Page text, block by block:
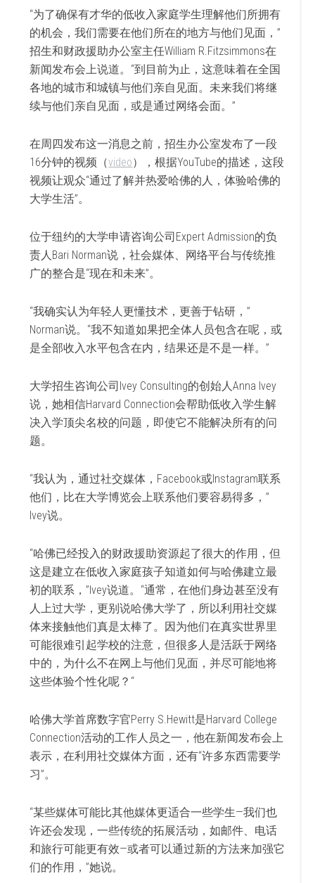
“为了确保有才华的低收入家庭学生理解他们所拥有
的机会，我们需要在他们所在的地方与他们见面，”
招生和财政援助办公室主任William R.Fitzsimmons在
新闻发布会上说道。“到目前为止，这意味着在全国
各地的城市和城镇与他们亲自见面。未来我们将继
续与他们亲自见面，或是通过网络会面。”
在周四发布这一消息之前，招生办公室发布了一段
16分钟的视频（video），根据YouTube的描述，这段
视频让观众“通过了解并热爱哈佛的人，体验哈佛的
大学生活”。
位于纽约的大学申请咨询公司Expert Admission的负
责人Bari Norman说，社会媒体、网络平台与传统推
广的整合是“现在和未来”。
“我确实认为年轻人更懂技术，更善于钻研，”
Norman说。“我不知道如果把全体人员包含在呢，或
是全部收入水平包含在内，结果还是不是一样。”
大学招生咨询公司Ivey Consulting的创始人Anna Ivey
说，她相信Harvard Connection会帮助低收入学生解
决入学顶尖名校的问题，即使它不能解决所有的问
题。
“我认为，通过社交媒体，Facebook或Instagram联系
他们，比在大学博览会上联系他们要容易得多，”
Ivey说。
“哈佛已经投入的财政援助资源起了很大的作用，但
这是建立在低收入家庭孩子知道如何与哈佛建立最
初的联系，”Ivey说道。“通常，在他们身边甚至没有
人上过大学，更别说哈佛大学了，所以利用社交媒
体来接触他们真是太棒了。因为他们在真实世界里
可能很难引起学校的注意，但很多人是活跃于网络
中的，为什么不在网上与他们见面，并尽可能地将
这些体验个性化呢？“
哈佛大学首席数字官Perry S.Hewitt是Harvard College
Connection活动的工作人员之一，他在新闻发布会上
表示，在利用社交媒体方面，还有“许多东西需要学
习”。
“某些媒体可能比其他媒体更适合一些学生—我们也
许还会发现，一些传统的拓展活动，如邮件、电话
和旅行可能更有效—或者可以通过新的方法来加强它
们的作用，”她说。